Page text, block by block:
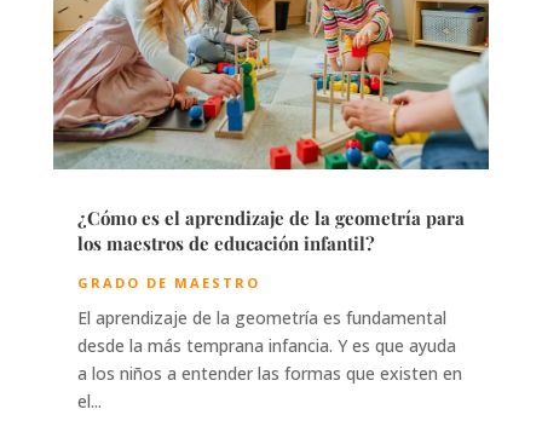
¿Cómo es el aprendizaje de la geometría para
los maestros de educación infantil?
GRADO DE MAESTRO
El aprendizaje de la geometría es fundamental
desde la más temprana infancia. Y es que ayuda
a los niños a entender las formas que existen en
el...